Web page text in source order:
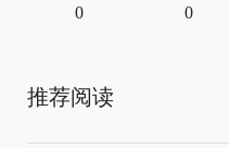
0 0
推荐阅读